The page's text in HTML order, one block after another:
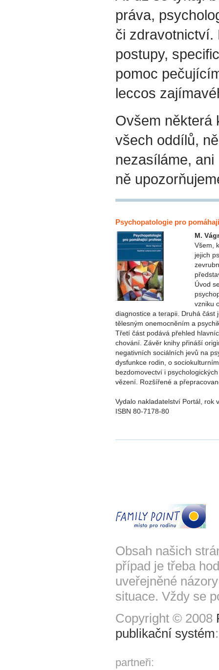
práva,
či zdravotnictví.
postupy,
pomoc
leccos
Ovšem některá
všech oddílů,
nezasíláme,
ně
Psychopatologie pro
M.
Všem,
jejich
Úvod
vzniku
diagnostice a terapii. Druhá část
tělesným onemocněním a
Třetí část podává přehled
chování. Závěr knihy přináší
negativních sociálních jevů na
dysfunkce rodin, o
bezdomovectví i
vězení. Rozšířené a
Vydalo nakladatelství Portál, rok
ISBN 80-7178-80
Obsah našich
případ je třeba
uveřejněné
situace. Vždy se
Copyright © 2008
publikační systém
partneři: